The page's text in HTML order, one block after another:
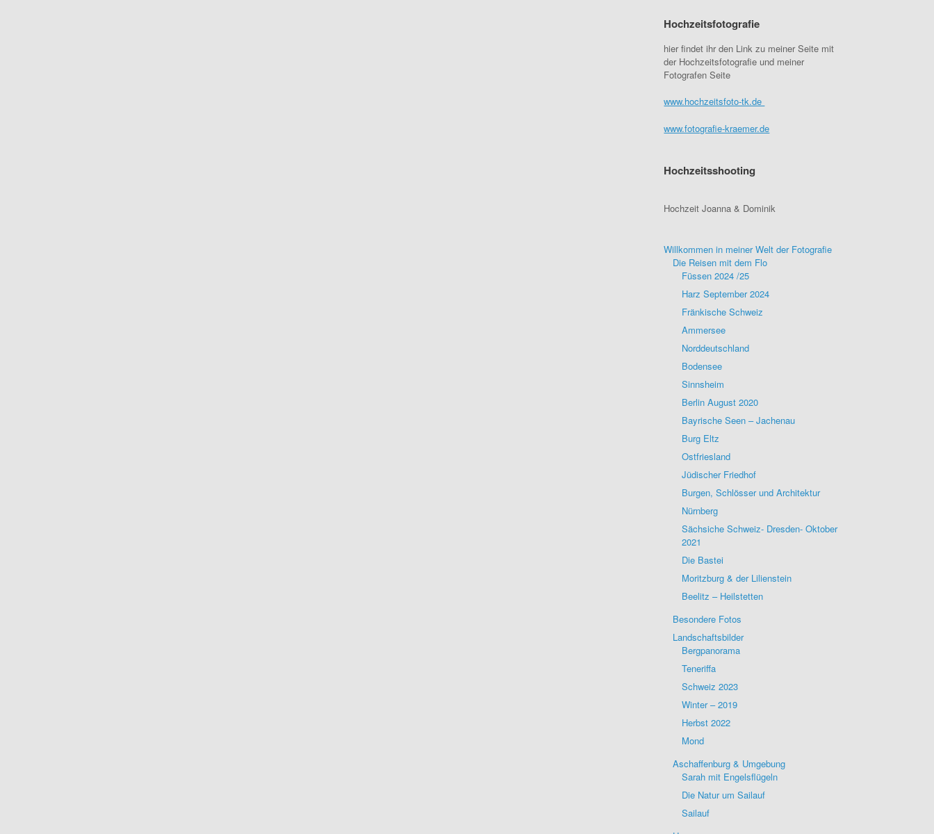
Hochzeitsfotografie
hier findet ihr den Link zu meiner Seite mit
der Hochzeitsfotografie und meiner
Fotografen Seite
www.hochzeitsfoto-tk.de
www.fotografie-kraemer.de
Hochzeitsshooting
Hochzeit Joanna & Dominik
Willkommen in meiner Welt der Fotografie
Die Reisen mit dem Flo
Füssen 2024 /25
Harz September 2024
Fränkische Schweiz
Ammersee
Norddeutschland
Bodensee
Sinnsheim
Berlin August 2020
Bayrische Seen – Jachenau
Burg Eltz
Ostfriesland
Jüdischer Friedhof
Burgen, Schlösser und Architektur
Nürnberg
Sächsiche Schweiz- Dresden- Oktober
2021
Die Bastei
Moritzburg & der Lilienstein
Beelitz – Heilstetten
Besondere Fotos
Landschaftsbilder
Bergpanorama
Teneriffa
Schweiz 2023
Winter – 2019
Herbst 2022
Mond
Aschaffenburg & Umgebung
Sarah mit Engelsflügeln
Die Natur um Sailauf
Sailauf